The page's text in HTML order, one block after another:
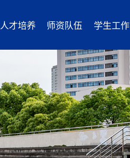
人才培养 师资队伍 学生工作